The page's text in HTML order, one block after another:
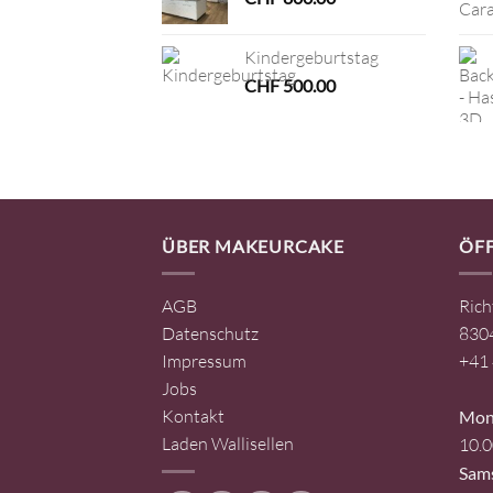
Kindergeburtstag
CHF500.00
ÜBER MAKEURCAKE
AGB
Datenschutz
Impressum
Jobs
Kontakt
Laden Wallisellen
+41